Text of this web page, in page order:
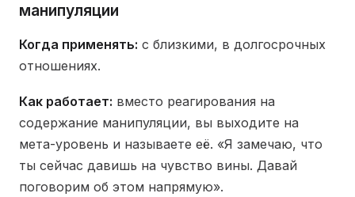
манипуляции
Когда применять: с близкими, в долгосрочных
отношениях.
Как работает: вместо реагирования на
содержание манипуляции, вы выходите на
мета-уровень и называете её. «Я замечаю, что
ты сейчас давишь на чувство вины. Давай
поговорим об этом напрямую».